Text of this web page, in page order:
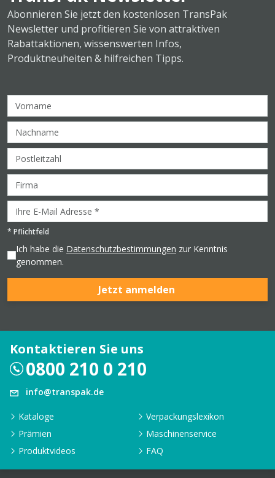
Abonnieren Sie jetzt den kostenlosen TransPak
Newsletter und profitieren Sie von attraktiven
Rabattaktionen, wissenswerten Infos,
Produktneuheiten & hilfreichen Tipps.
* Pflichtfeld
Ich habe die Datenschutzbestimmungen zur Kenntnis
genommen.
Jetzt anmelden
Kontaktieren Sie uns
0800 210 0 210
info@transpak.de
Kataloge
Verpackungslexikon
Prämien
Maschinenservice
Produktvideos
FAQ